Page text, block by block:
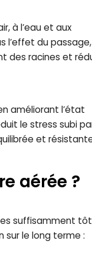
à l’eau et aux
l’effet du passage,
des racines et
améliorant l’état
le stress subi
et
aérée ?
suffisamment tôt
le long terme :